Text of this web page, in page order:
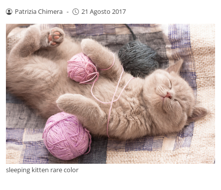
Patrizia Chimera - 21 Agosto 2017
sleeping kitten rare color